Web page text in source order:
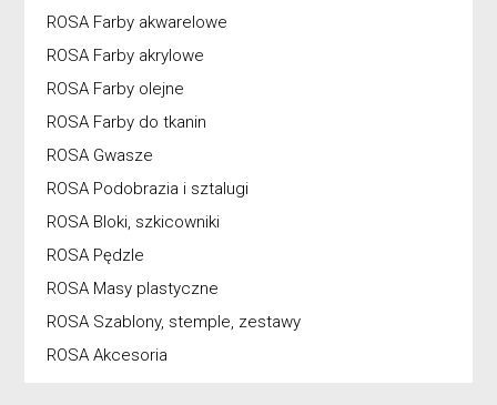
ROSA Farby akwarelowe
ROSA Farby akrylowe
ROSA Farby olejne
ROSA Farby do tkanin
ROSA Gwasze
ROSA Podobrazia i sztalugi
ROSA Bloki, szkicowniki
ROSA Pędzle
ROSA Masy plastyczne
ROSA Szablony, stemple, zestawy
ROSA Akcesoria